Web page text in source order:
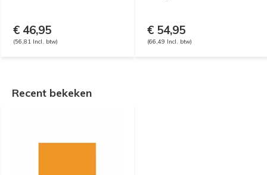
€ 46,95
(56,81 Incl. btw)
€ 54,95
(66,49 Incl. btw)
Recent bekeken